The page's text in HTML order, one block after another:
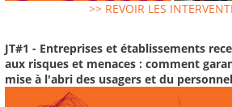
>> REVOIR LES
JT#1 - Entreprises et établissements
aux risques et menaces : comment
mise à l'abri des usagers et du